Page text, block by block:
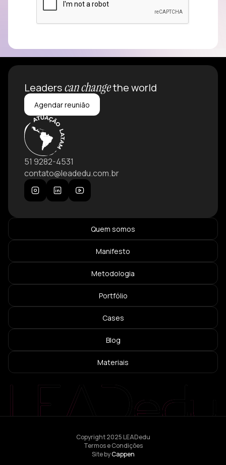
Leaderscan changethe world
Agendar reunião
51 9282-4531
contato@leadedu.com.br
Quem somos
Manifesto
Metodologia
Portfólio
Cases
Blog
Materiais
Copyright 2025 LEADedu
Termos e Condições
Site byCappen